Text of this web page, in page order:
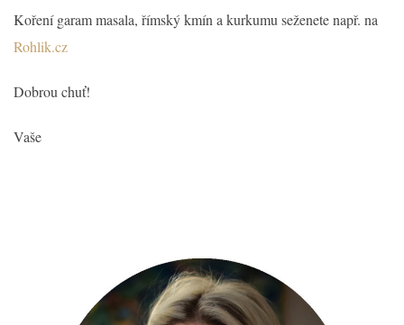
Koření garam masala, římský kmín a kurkumu seženete např. na
Rohlik.cz
Dobrou chuť!
Vaše